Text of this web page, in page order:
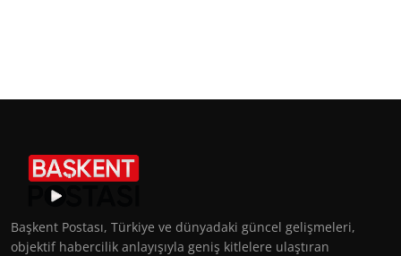
Başkent Postası, Türkiye ve dünyadaki güncel gelişmeleri,
objektif habercilik anlayışıyla geniş kitlelere ulaştıran